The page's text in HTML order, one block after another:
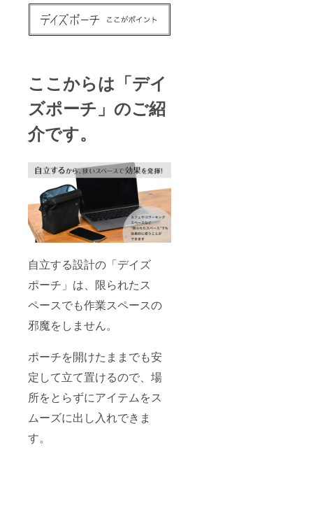
ここからは「デイ
ズポーチ」のご紹
介です。
自立する設計の「デイズ
ポーチ」は、限られたス
ペースでも作業スペースの
邪魔をしません。
ポーチを開けたままでも安
定して立て置けるので、場
所をとらずにアイテムをス
ムーズに出し入れできま
す。